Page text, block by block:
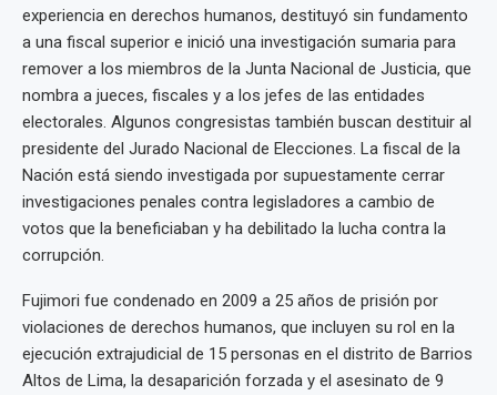
experiencia en derechos humanos, destituyó sin fundamento
a una fiscal superior e inició una investigación sumaria para
remover a los miembros de la Junta Nacional de Justicia, que
nombra a jueces, fiscales y a los jefes de las entidades
electorales. Algunos congresistas también buscan destituir al
presidente del Jurado Nacional de Elecciones. La fiscal de la
Nación está siendo investigada por supuestamente cerrar
investigaciones penales contra legisladores a cambio de
votos que la beneficiaban y ha debilitado la lucha contra la
corrupción.
Fujimori fue condenado en 2009 a 25 años de prisión por
violaciones de derechos humanos, que incluyen su rol en la
ejecución extrajudicial de 15 personas en el distrito de Barrios
Altos de Lima, la desaparición forzada y el asesinato de 9